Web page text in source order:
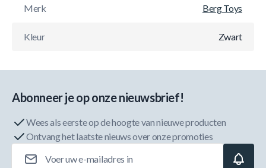
Merk Berg Toys
Kleur Zwart
Abonneer je op onze nieuwsbrief!
Wees als eerste op de hoogte van nieuwe producten
Ontvang het laatste nieuws over onze promoties